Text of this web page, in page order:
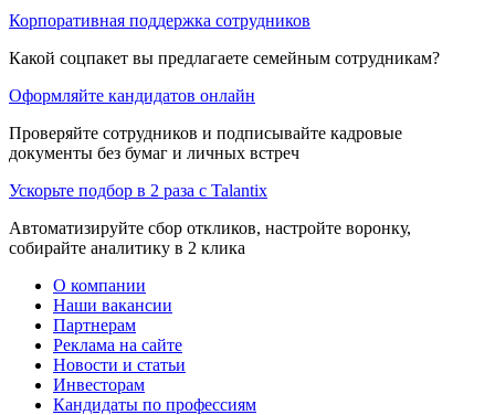
Корпоративная поддержка сотрудников
Какой соцпакет вы предлагаете семейным сотрудникам?
Оформляйте кандидатов онлайн
Проверяйте сотрудников и подписывайте кадровые
документы без бумаг и личных встреч
Ускорьте подбор в 2 раза с Talantix
Автоматизируйте сбор откликов, настройте воронку,
собирайте аналитику в 2 клика
О компании
Наши вакансии
Партнерам
Реклама на сайте
Новости и статьи
Инвесторам
Кандидаты по профессиям